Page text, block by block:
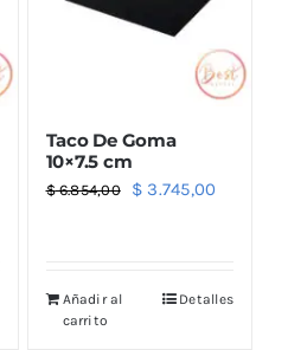
Taco De Goma
10×7.5 cm
$6.854,00
El
$ 3.745,00
Añadir al
carrito
Detalles